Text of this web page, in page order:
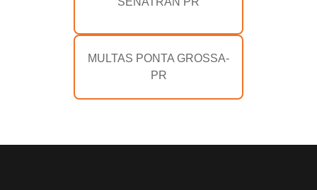
MULTAS PONTA GROSSA-
PR